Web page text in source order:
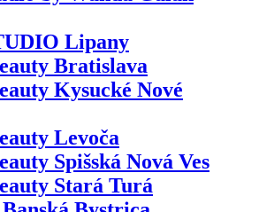
Lipany
Bratislava
Kysucké Nové
Levoča
Spišská Nová Ves
Stará Turá